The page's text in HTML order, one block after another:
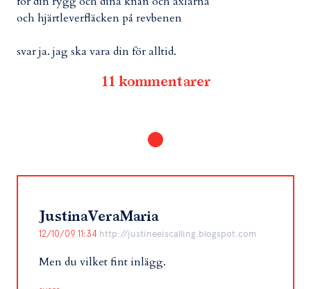
och hjärtleverfläcken på revbenen
svar ja. jag ska vara din för alltid.
11 kommentarer
JustinaVeraMaria
12/10/09 11:34 http://justineeiscalling.blogspot.com
Men du vilket fint inlägg.